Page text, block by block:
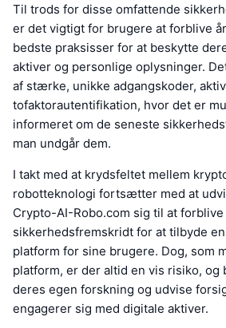
Til trods for disse omfattende
er det vigtigt for brugere at forblive
bedste praksisser for at beskytte
aktiver og personlige oplysninger.
af stærke, unikke adgangskoder,
tofaktorautentifikation, hvor det er
informeret om de seneste
man undgår dem.
I takt med at krydsfeltet mellem
robotteknologi fortsætter med at
Crypto-AI-Robo.com sig til at
sikkerhedsfremskridt for at tilbyde
platform for sine brugere. Dog, som
platform, er der altid en vis risiko, og
deres egen forskning og udvise
engagerer sig med digitale aktiver.